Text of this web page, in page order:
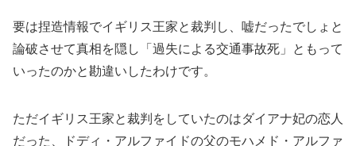
要は捏造情報でイギリス王家と裁判し、嘘だったでしょと
論破させて真相を隠し「過失による交通事故死」ともって
いったのかと勘違いしたわけです。
ただイギリス王家と裁判をしていたのはダイアナ妃の恋人
だった、ドディ・アルファイドの父のモハメド・アルファ